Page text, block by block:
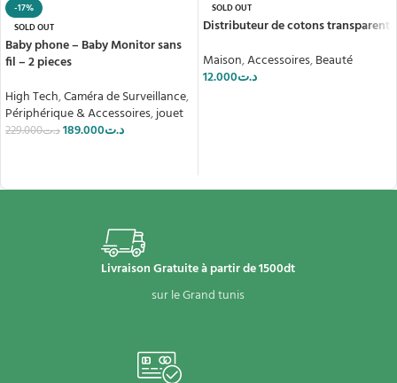
-17%
SOLD OUT
Baby phone – Baby Monitor sans
fil – 2 pieces
High Tech,Caméra de Surveillance,
Périphérique & Accessoires,jouet
د.ت229.000 د.ت189.000
SOLD OUT
Distributeur de cotons transparent
Maison,Accessoires,Beauté
د.ت12.000
Livraison Gratuite à partir de 1500dt
sur le Grand tunis